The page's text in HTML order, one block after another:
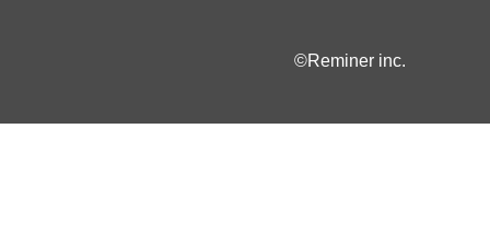
©Reminer inc.